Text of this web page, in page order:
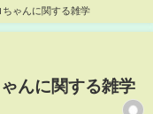
ゃんに関する雑学
んに関する雑学